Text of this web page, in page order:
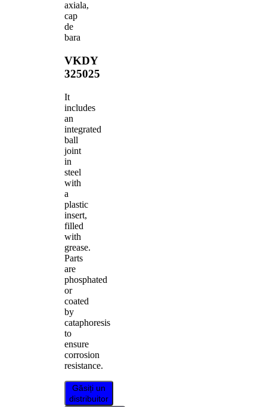
axiala,
cap
de
bara
VKDY
325025
It
includes
an
integrated
ball
joint
in
steel
with
a
plastic
insert,
filled
with
grease.
Parts
are
phosphated
or
coated
by
cataphoresis
to
ensure
corrosion
resistance.
Găsiți un
distribuitor